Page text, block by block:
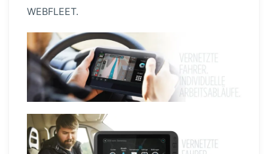
WEBFLEET.